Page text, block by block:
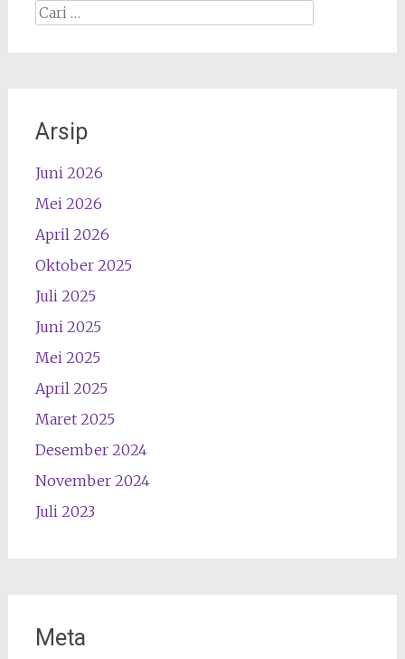
Cari
Arsip
Juni 2026
Mei 2026
April 2026
Oktober 2025
Juli 2025
Juni 2025
Mei 2025
April 2025
Maret 2025
Desember 2024
November 2024
Juli 2023
Meta